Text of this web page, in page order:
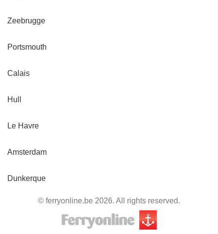
Zeebrugge
Portsmouth
Calais
Hull
Le Havre
Amsterdam
Dunkerque
© ferryonline.be 2026. All rights reserved.